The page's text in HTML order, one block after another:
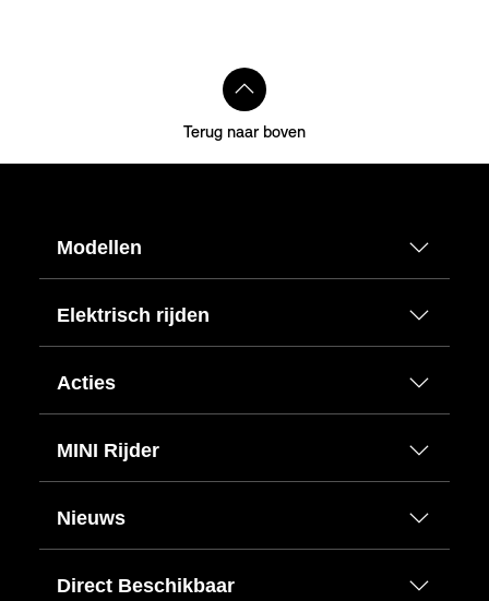
Terug naar boven
Modellen
Elektrisch rijden
Acties
MINI Rijder
Nieuws
Direct Beschikbaar